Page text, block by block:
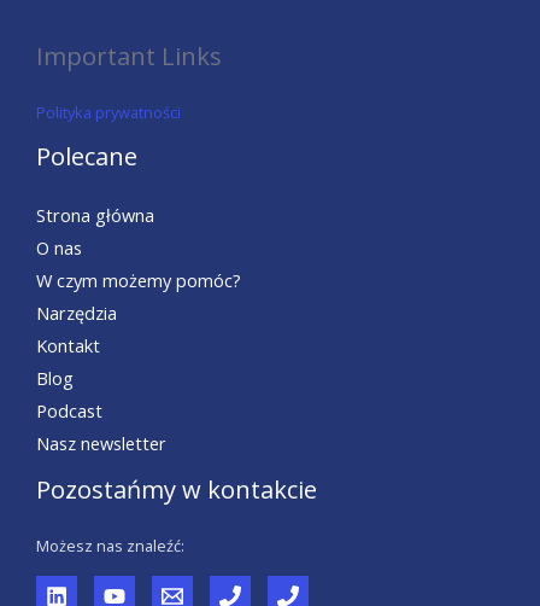
Important Links
Polityka prywatności
Polecane
Strona główna
O nas
W czym możemy pomóc?
Narzędzia
Kontakt
Blog
Podcast
Nasz newsletter
Pozostańmy w kontakcie
Możesz nas znaleźć: